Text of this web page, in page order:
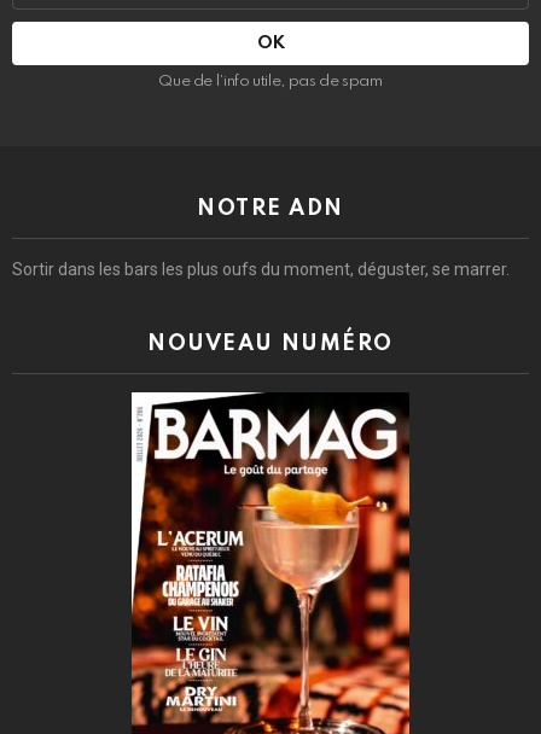
mail
Que de l’info utile, pas de spam
NOTRE ADN
Sortir dans les bars les plus oufs du moment, déguster, se marrer.
NOUVEAU NUMÉRO